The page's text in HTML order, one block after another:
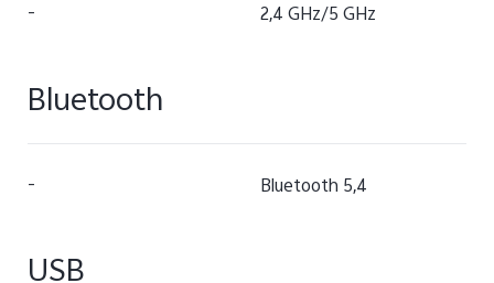
- 2,4 GHz/5 GHz
Bluetooth
- Bluetooth 5,4